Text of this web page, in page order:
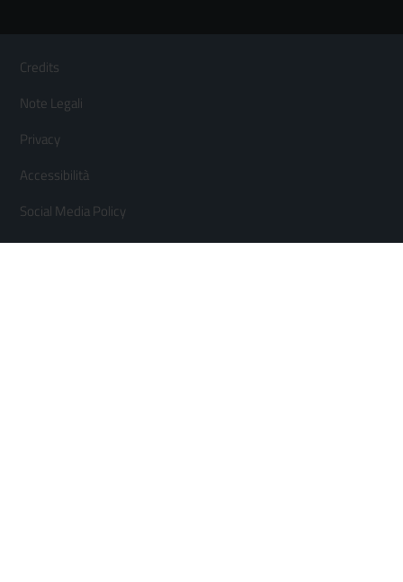
Footer
Menù
orizzontale
Credits
Note Legali
Privacy
Accessibilità
Social Media Policy